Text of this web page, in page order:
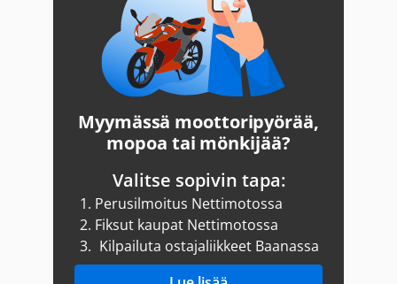
Myymässä moottoripyörää,
mopoa tai mönkijää?
Valitse sopivin tapa:
1. Perusilmoitus Nettimotossa
2. Fiksut kaupat Nettimotossa
3. Kilpailuta ostajaliikkeet Baanassa